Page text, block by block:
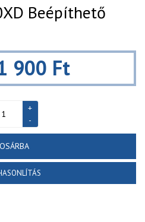
Beépíthető
900 Ft